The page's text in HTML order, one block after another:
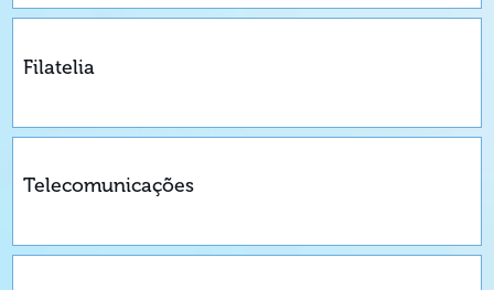
Filatelia
Telecomunicações